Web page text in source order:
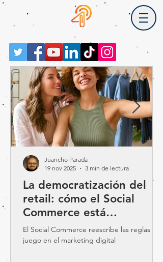
La democratización del
retail: cómo el Social
Commerce está
reescribiendo las reglas
del juego
El Social Commerce reescribe las reglas del
juego en el marketing digital
Juancho Parada
19 nov 2025
3 min de lectura